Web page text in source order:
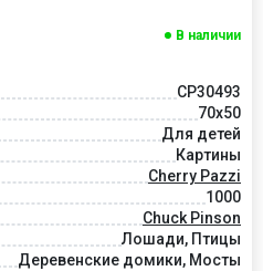
В наличии
CP30493
70x50
Для детей
Картины
Cherry Pazzi
1000
Chuck Pinson
Лошади, Птицы
Деревенские домики, Мосты